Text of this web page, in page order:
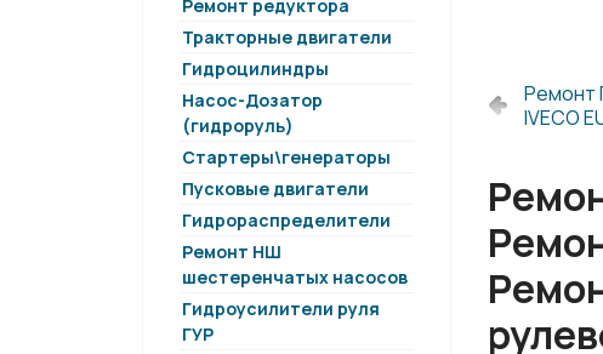
Ремонт редуктора
Тракторные двигатели
Гидроцилиндры
Насос-Дозатор
(гидроруль)
Стартеры\генераторы
Пусковые двигатели
Гидрораспределители
Ремонт НШ
шестеренчатых насосов
Гидроусилители руля
ГУР
Ремонт
IVECO